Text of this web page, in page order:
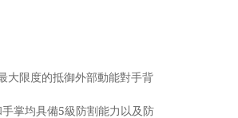
大限度的抵御外部動能對手背
掌均具備5級防割能力以及防